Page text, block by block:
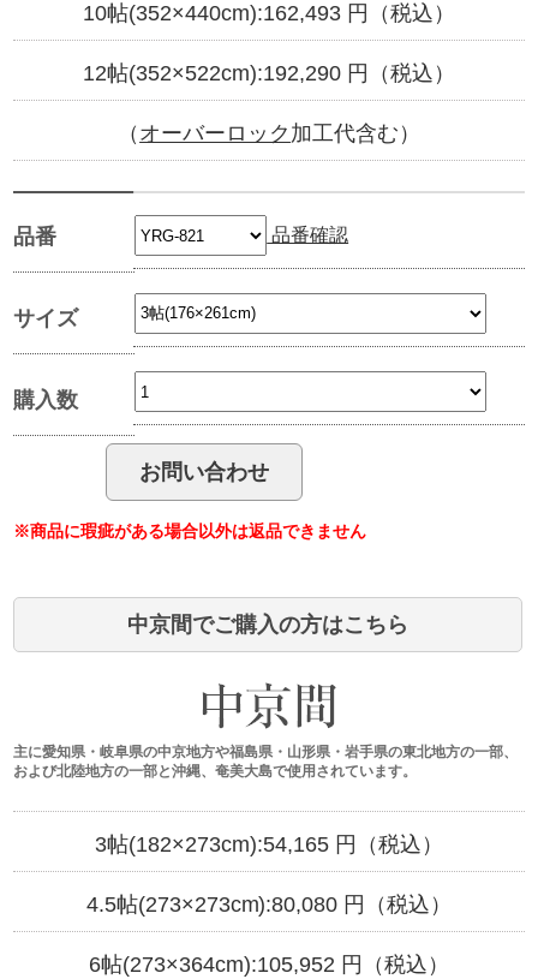
10帖(352×440cm):162,493円（税込）
12帖(352×522cm):192,290円（税込）
（ オーバーロック 加工代含む）
品番 品番確認
サイズ
購入数
※商品に瑕疵がある場合以外は返品できません
中京間でご購入の方はこちら
主に愛知県・岐阜県の中京地方や福島県・山形県・岩手県の東北地方の一部、
および北陸地方の一部と沖縄、奄美大島で使用されています。
3帖(182×273cm):54,165円（税込）
4.5帖(273×273cm):80,080 円（税込）
6帖(273×364cm):105,952 円（税込）